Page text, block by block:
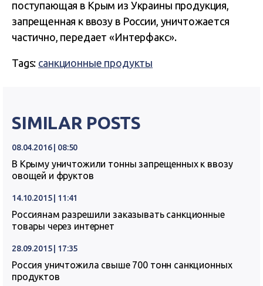
поступающая в Крым из Украины продукция,
запрещенная к ввозу в России, уничтожается
частично, передает «Интерфакс».
Tags: санкционные продукты
SIMILAR POSTS
08.04.2016 | 08:50
В Крыму уничтожили тонны запрещенных к ввозу
овощей и фруктов
14.10.2015 | 11:41
Россиянам разрешили заказывать санкционные
товары через интернет
28.09.2015 | 17:35
Россия уничтожила свыше 700 тонн санкционных
продуктов